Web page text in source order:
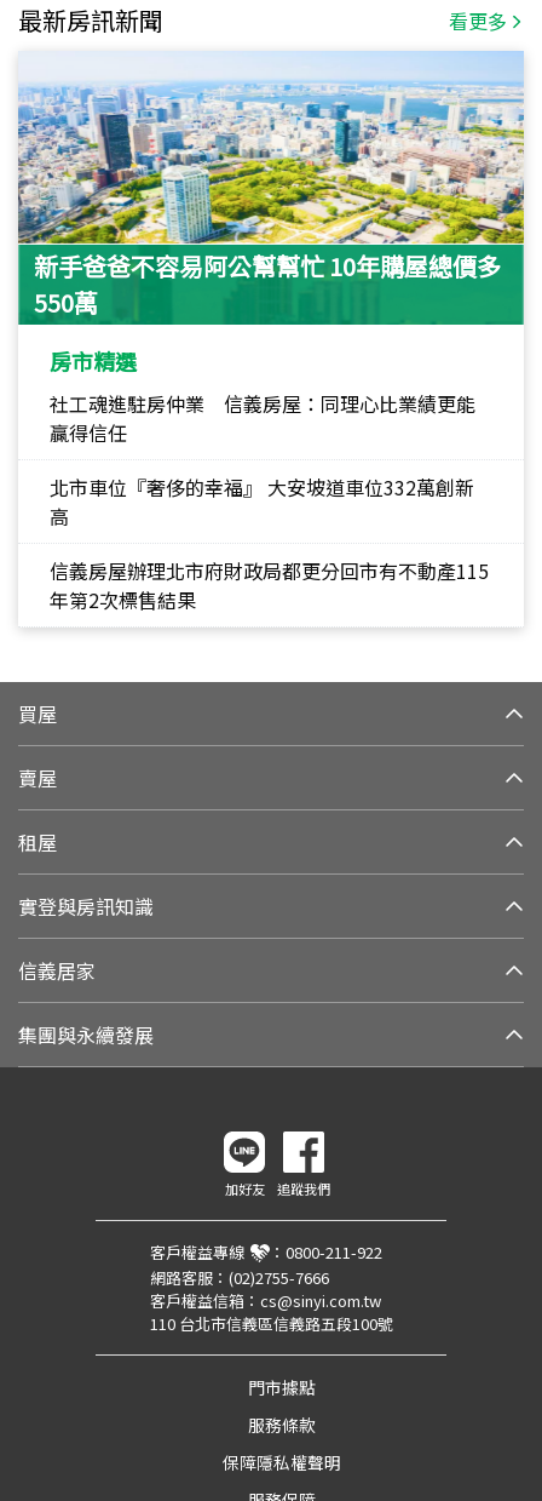
最新房訊新聞 看更多
新手爸爸不容易阿公幫幫忙 10年購屋總價多
550萬
房市精選
社工魂進駐房仲業 信義房屋：同理心比業績更能
贏得信任
北市車位『奢侈的幸福』 大安坡道車位332萬創新
高
信義房屋辦理北市府財政局都更分回市有不動產115
年第2次標售結果
買屋
賣屋
租屋
實登與房訊知識
信義居家
集團與永續發展
加好友 追蹤我們
客戶權益專線 ： 0800-211-922
網路客服： (02)2755-7666
客戶權益信箱： cs@sinyi.com.tw
110 台北市信義區信義路五段100號
門市據點
服務條款
保障隱私權聲明